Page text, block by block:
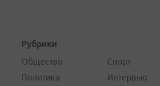
Рубрики
Общество
Политика
Спорт
Интервью